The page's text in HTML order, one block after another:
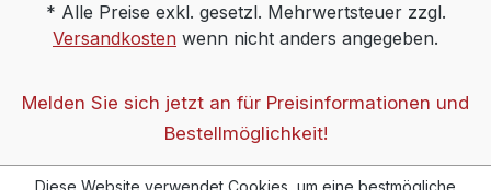
* Alle Preise exkl. gesetzl. Mehrwertsteuer zzgl.
Versandkosten wenn nicht anders angegeben.
Melden Sie sich jetzt an für Preisinformationen und
Bestellmöglichkeit!
Diese Website verwendet Cookies, um eine bestmögliche